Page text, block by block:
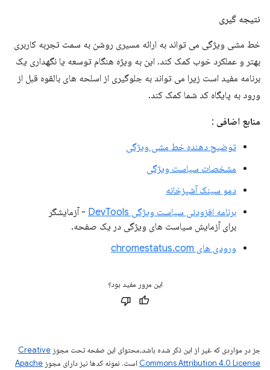
نتیجه گیری
خط مشی ویژگی می تواند به ارائه مسیری روشن به سمت تجربه کاربری
بهتر و عملکرد خوب کمک کند. این به ویژه هنگام توسعه یا نگهداری یک
برنامه مفید است زیرا می تواند به جلوگیری از اسلحه های بالقوه قبل از
ورود به پایگاه کد شما کمک کند.
منابع اضافی :
توضیح دهنده خط مشی ویژگی
مشخصات سیاست ویژگی
دمو سینک آشپزخانه
برنامه افزودنی سیاست ویژگی DevTools
- آزمایشگر
برای آزمایش سیاست های ویژگی در یک صفحه.
ورودی های chromestatus.com
این مرور مفید بود؟
جز در مواردی که غیر از این ذکر شده باشد،‌محتوای این صفحه تحت مجوز Creative
Commons Attribution 4.0 License است. نمونه کدها نیز دارای مجوز Apache